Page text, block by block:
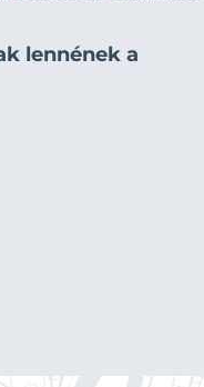
lennének a